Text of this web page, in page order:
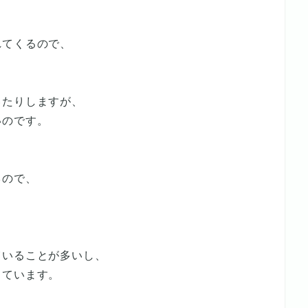
くるので、
りしますが、
です。
で、
ることが多いし、
います。